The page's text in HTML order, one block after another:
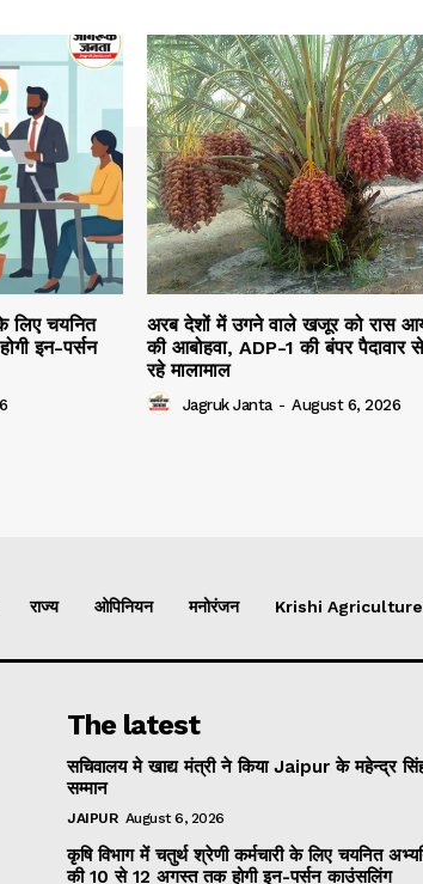
लिए चयनित
इन-पर्सन
अरब देशों में उगने वाले खजूर को रास
की आबोहवा, ADP-1 की बंपर पैदावार
रहे मालामाल
Jagruk Janta - August 6, 2026
राज्य ओपिनियन मनोरंजन Krishi Agriculture
The latest
सचिवालय मे खाद्य मंत्री ने किया Jaipur के महेन्द्र
सम्मान
JAIPUR August 6, 2026
कृषि विभाग में चतुर्थ श्रेणी कर्मचारी के लिए चयनित
की 10 से 12 अगस्त तक होगी इन-पर्सन काउंसलिंग